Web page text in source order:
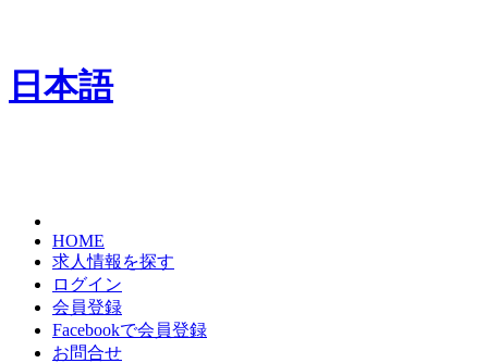
日本語
HOME
求人情報を探す
ログイン
会員登録
Facebookで会員登録
お問合せ